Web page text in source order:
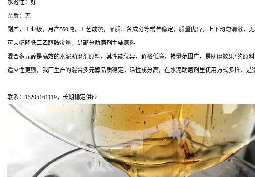
水溶性：好
杂质：无
副产，工业级，月产550吨，工艺成熟，品质、各成分等常年稳定，质量优异，上下均匀清澈
可大幅降低三乙醇胺掺量，是部分助磨剂主要原料
混合多元醇是高效的水泥助磨剂原料，其性能优异，价格低廉，掺量范围广，是助磨效果*的
适应性更强，我厂生产的混合多元醇品质稳定，活性成分高，在水泥助磨剂里使用方式多样，是
联系：15205161119，长期稳定供应